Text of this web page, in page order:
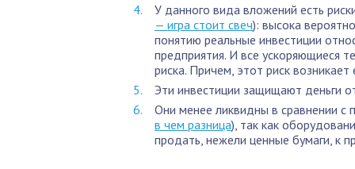
У данного вида вложений есть
— игра стоит свеч): высока
понятию реальные инвестиции
предприятия. И все ускоряющиеся
риска. Причем, этот риск
Эти инвестиции защищают деньги
Они менее ликвидны в сравнении с
в чем разница), так как
продать, нежели ценные бумаги, к